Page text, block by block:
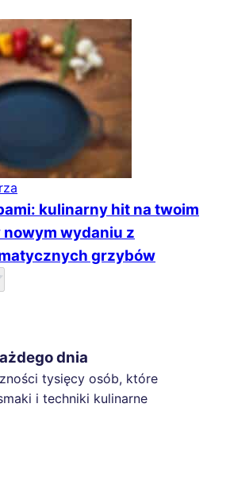
kulinarny hit na twoim
wydaniu z
grzybów
dnia
tysięcy osób, które
i techniki kulinarne